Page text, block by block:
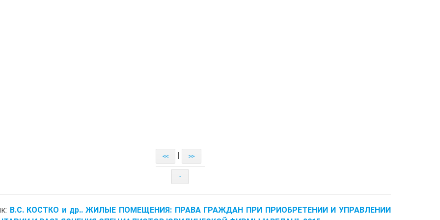
<< >>
↑
В.С. КОСТКО и др.. ЖИЛЫЕ ПОМЕЩЕНИЯ: ПРАВА ГРАЖДАН ПРИ ПРИОБРЕТЕНИИ И УПРАВЛЕНИИ